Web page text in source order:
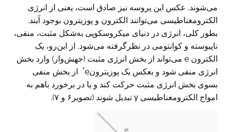
می‌شوند. عکس این پروسه نیز صادق است، یعنی از انرژی
الکترومغناطیسی می‌توانند الکترون و پوزیترون بوجود آیند.
بطور کلی، انرژی در دنیای میکروسکوپی به‌شکل مثبت، منفی،
ناپیوسته و کوانتومی در نظرگرفته می‌شود. از این‌رو، یک
الکترون e می‌تواند از بخش انرژی مثبت (جهش‌وار) وارد بخش
انرژی منفی شود و بعکس یک پوزیترونe
+ از بخش منفی
بسوی بخش انرژی مثبت حرکت کند و یا در برخورد باهم به
امواج الکترومغناطیسی γ تبدیل شوند (تصویر۶ و ۷).